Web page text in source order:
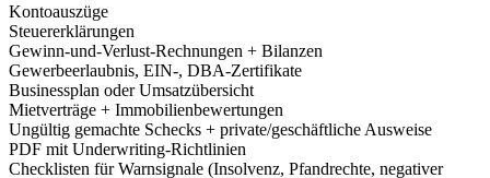
Kontoauszüge
Steuererklärungen
Gewinn-und-Verlust-Rechnungen + Bilanzen
Gewerbeerlaubnis, EIN-, DBA-Zertifikate​
Businessplan oder Umsatzübersicht​
Mietverträge + Immobilienbewertungen
Ungültig gemachte Schecks + private/geschäftliche Ausweise​
PDF mit Underwriting-Richtlinien
Checklisten für Warnsignale (Insolvenz, Pfandrechte, negativer